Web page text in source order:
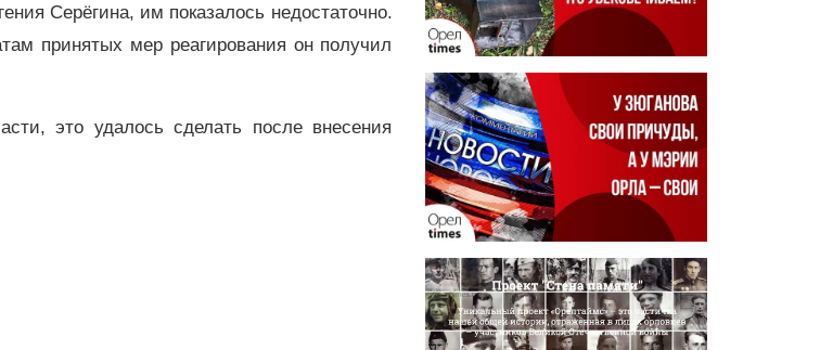
Серёгина, им показалось недостаточно.
принятых мер реагирования он получил
это удалось сделать после внесения